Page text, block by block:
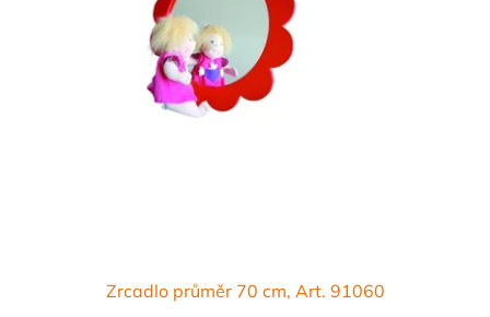
Zrcadlo průměr 70 cm, Art. 91060